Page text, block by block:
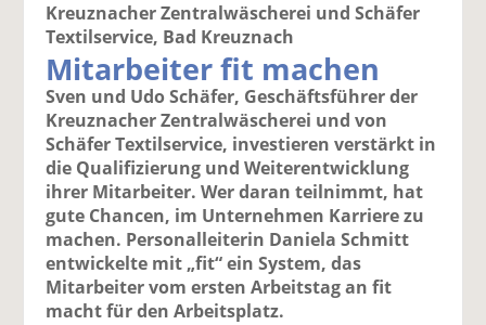
Kreuznacher Zentralwäscherei und Schäfer
Textilservice, Bad Kreuznach
Mitarbeiter fit machen
Sven und Udo Schäfer, Geschäftsführer der
Kreuznacher Zentralwäscherei und von
Schäfer Textilservice, investieren verstärkt in
die Qualifizierung und Weiterentwicklung
ihrer Mitarbeiter. Wer daran teilnimmt, hat
gute Chancen, im Unternehmen Karriere zu
machen. Personalleiterin Daniela Schmitt
entwickelte mit „fit“ ein System, das
Mitarbeiter vom ersten Arbeitstag an fit
macht für den Arbeitsplatz.